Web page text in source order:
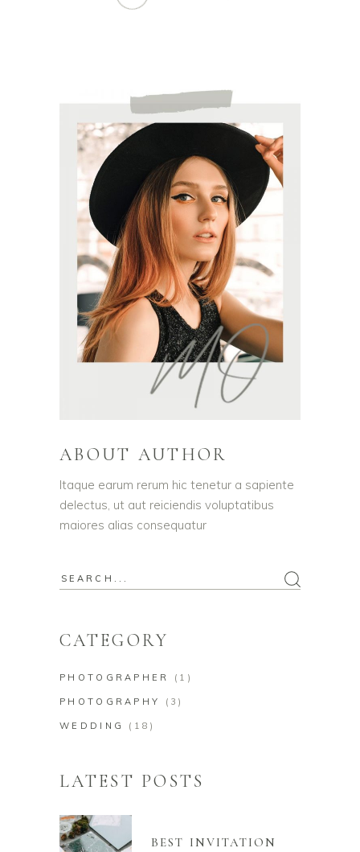
ABOUT AUTHOR
Itaque earum rerum hic tenetur a sapiente
delectus, ut aut reiciendis voluptatibus
maiores alias consequatur
Search
CATEGORY
PHOTOGRAPHER (1)
PHOTOGRAPHY (3)
WEDDING (18)
LATEST POSTS
BEST INVITATION